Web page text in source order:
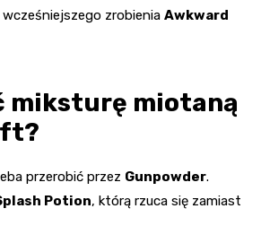
zrobienia Awkward
miksturę miotaną
przerobić przez Gunpowder.
Potion, którą rzuca się zamiast